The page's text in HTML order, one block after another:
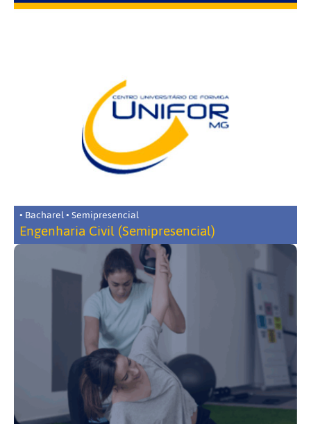
• Bacharel • Semipresencial
Engenharia Civil (Semipresencial)